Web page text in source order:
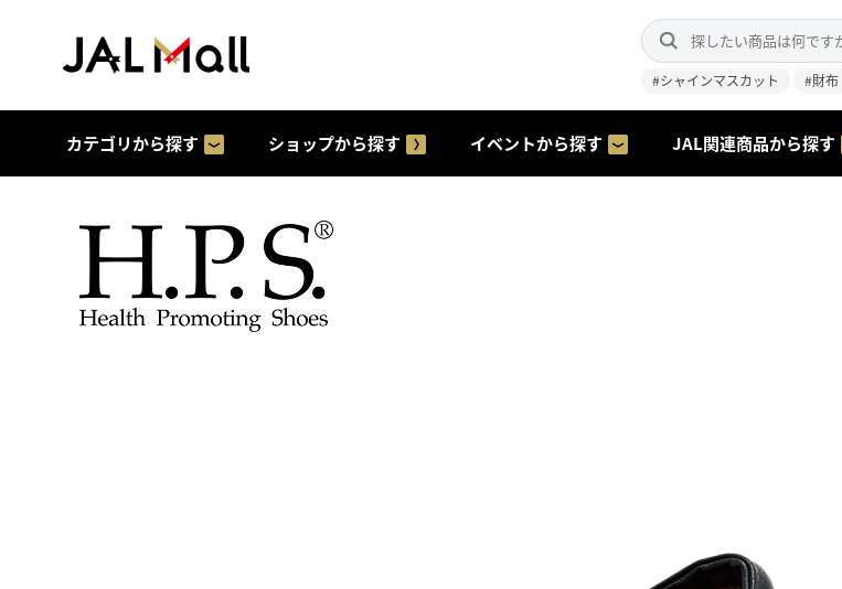
#シャインマスカット #財布
カテゴリから探す ショップから探す イベントから探す JAL関連商品から探す